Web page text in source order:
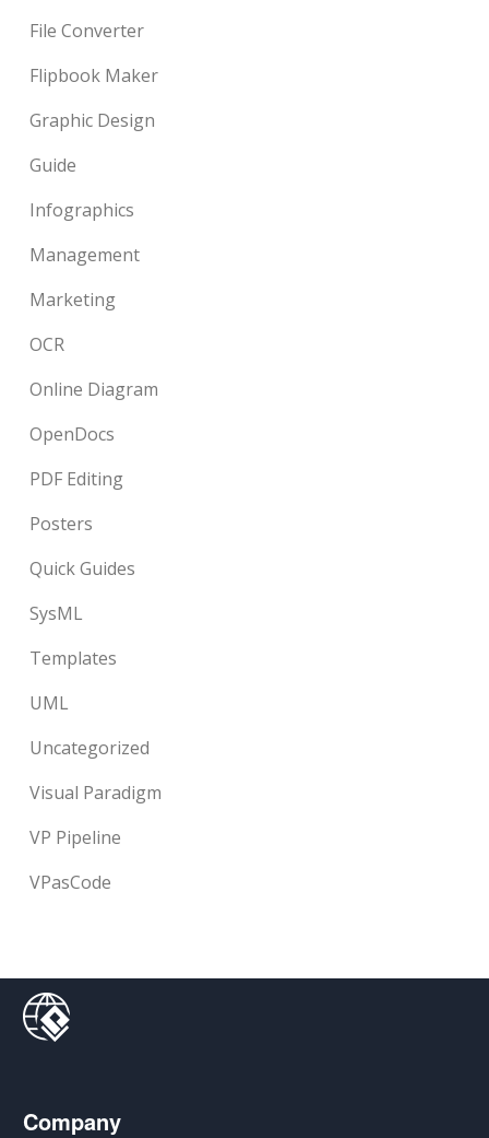
File Converter
Flipbook Maker
Graphic Design
Guide
Infographics
Management
Marketing
OCR
Online Diagram
OpenDocs
PDF Editing
Posters
Quick Guides
SysML
Templates
UML
Uncategorized
Visual Paradigm
VP Pipeline
VPasCode
Company